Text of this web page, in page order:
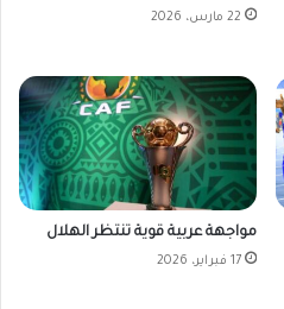
22 مارس، 2026
مواجهة عربية قوية تنتظر الهلال
17 فبراير، 2026